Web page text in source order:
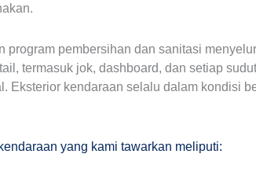
program pembersihan dan sanitasi
termasuk jok, dashboard, dan setiap
Eksterior kendaraan selalu dalam kondisi
yang kami tawarkan meliputi: